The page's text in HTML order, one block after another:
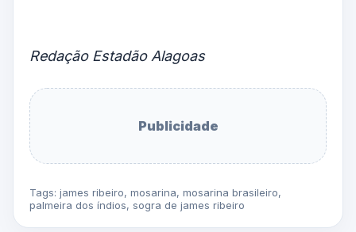
Redação Estadão Alagoas
Publicidade
Tags: james ribeiro, mosarina, mosarina brasileiro,
palmeira dos índios, sogra de james ribeiro